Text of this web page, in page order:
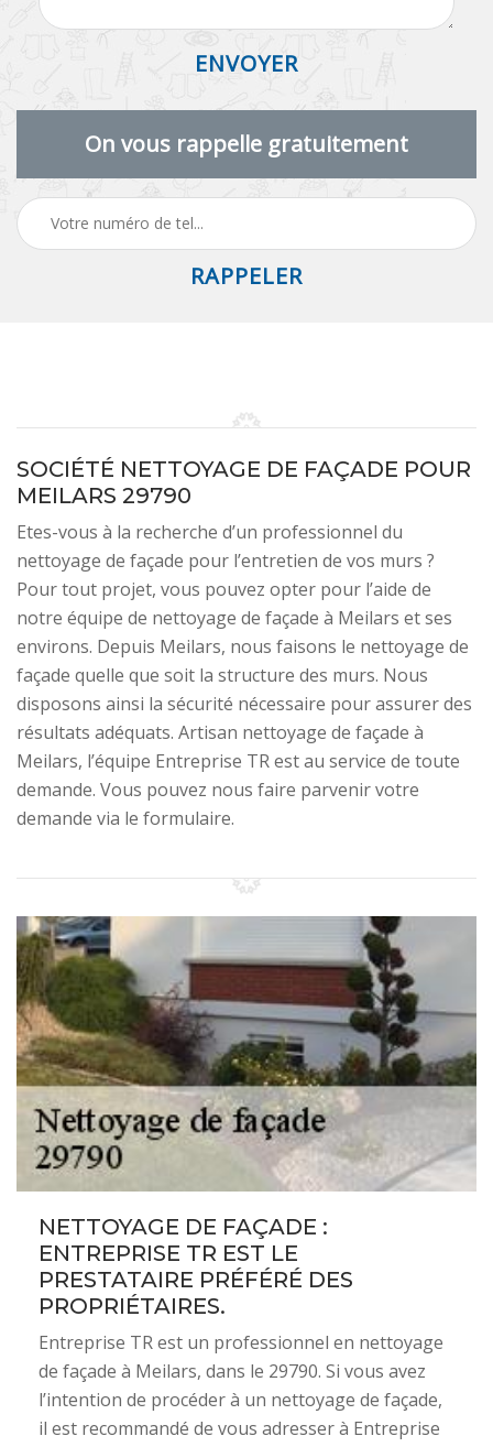
On vous rappelle gratuitement
SOCIÉTÉ NETTOYAGE DE FAÇADE POUR
MEILARS 29790
Etes-vous à la recherche d’un professionnel du
nettoyage de façade pour l’entretien de vos murs ?
Pour tout projet, vous pouvez opter pour l’aide de
notre équipe de nettoyage de façade à Meilars et ses
environs. Depuis Meilars, nous faisons le nettoyage de
façade quelle que soit la structure des murs. Nous
disposons ainsi la sécurité nécessaire pour assurer des
résultats adéquats. Artisan nettoyage de façade à
Meilars, l’équipe Entreprise TR est au service de toute
demande. Vous pouvez nous faire parvenir votre
demande via le formulaire.
NETTOYAGE DE FAÇADE :
ENTREPRISE TR EST LE
PRESTATAIRE PRÉFÉRÉ DES
PROPRIÉTAIRES.
Entreprise TR est un professionnel en nettoyage
de façade à Meilars, dans le 29790. Si vous avez
l’intention de procéder à un nettoyage de façade,
il est recommandé de vous adresser à Entreprise